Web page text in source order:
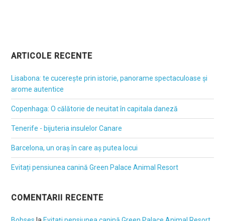
ARTICOLE RECENTE
Lisabona: te cucerește prin istorie, panorame spectaculoase și
arome autentice
Copenhaga: O călătorie de neuitat în capitala daneză
Tenerife - bijuteria insulelor Canare
Barcelona, un oraș în care aș putea locui
Evitați pensiunea canină Green Palace Animal Resort
COMENTARII RECENTE